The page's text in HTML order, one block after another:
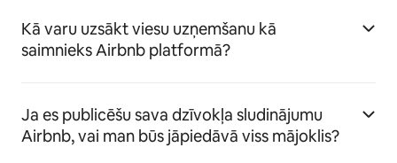
Kā varu uzsākt viesu uzņemšanu kā
saimnieks Airbnb platformā?
Ja es publicēšu sava dzīvokļa sludinājumu
Airbnb, vai man būs jāpiedāvā viss mājoklis?